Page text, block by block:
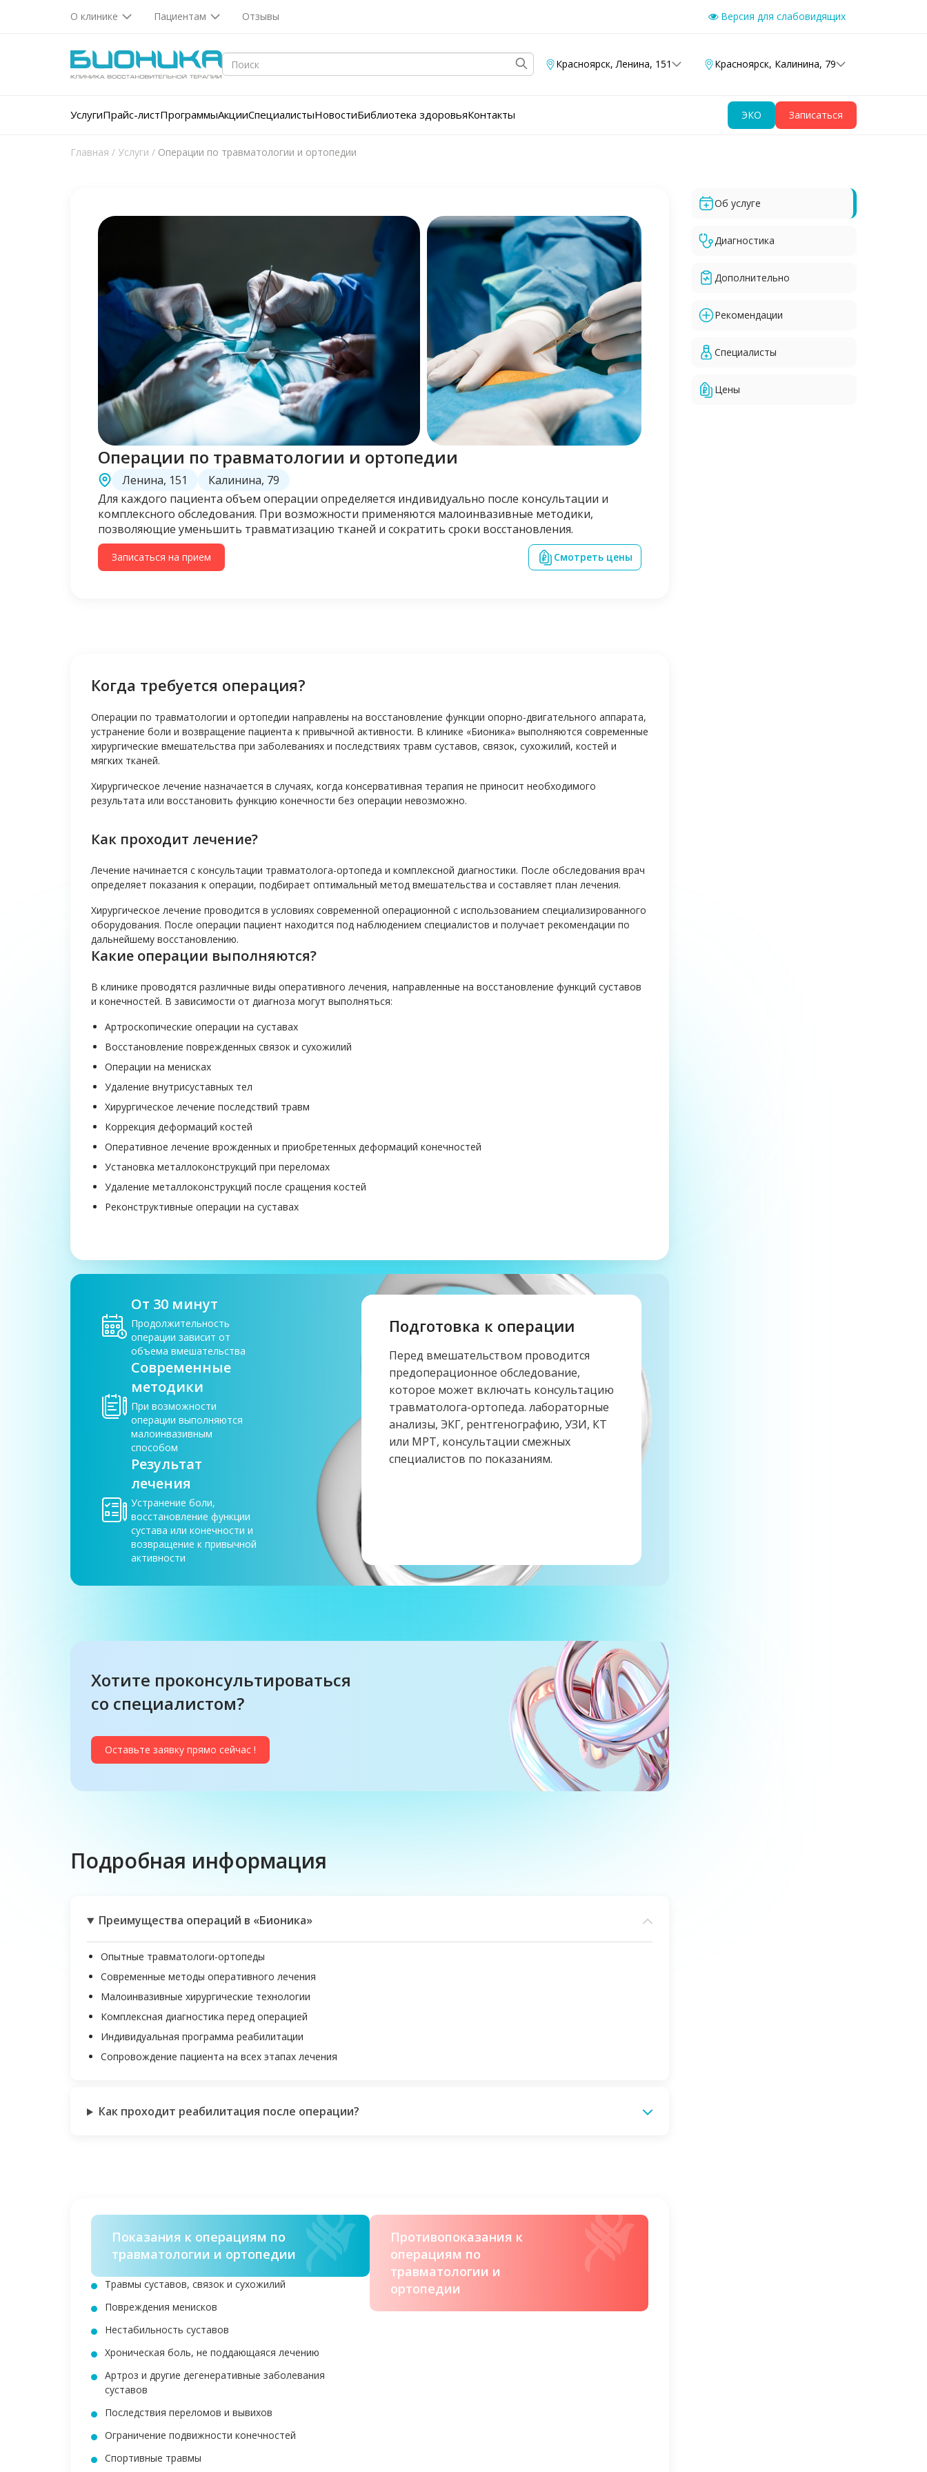
О клинике Пациентам Отзывы Версия для слабовидящих
Красноярск, Ленина, 151 Красноярск, Калинина, 79
УслугиПрайс-листПрограммыАкцииСпециалистыНовостиБиблиотека здоровьяКонтакты ЭКО Записаться
Главная / Услуги / Операции по травматологии и ортопедии
Операции по травматологии и ортопедии
Ленина, 151
Калинина, 79
Для каждого пациента объем операции определяется индивидуально после консультации и
комплексного обследования. При возможности применяются малоинвазивные методики,
позволяющие уменьшить травматизацию тканей и сократить сроки восстановления.
Записаться на прием Смотреть цены
Когда требуется операция?
Операции по травматологии и ортопедии направлены на восстановление функции опорно-двигательного аппарата,
устранение боли и возвращение пациента к привычной активности. В клинике «Бионика» выполняются современные
хирургические вмешательства при заболеваниях и последствиях травм суставов, связок, сухожилий, костей и
мягких тканей.
Хирургическое лечение назначается в случаях, когда консервативная терапия не приносит необходимого
результата или восстановить функцию конечности без операции невозможно.
Как проходит лечение?
Лечение начинается с консультации травматолога-ортопеда и комплексной диагностики. После обследования врач
определяет показания к операции, подбирает оптимальный метод вмешательства и составляет план лечения.
Хирургическое лечение проводится в условиях современной операционной с использованием специализированного
оборудования. После операции пациент находится под наблюдением специалистов и получает рекомендации по
дальнейшему восстановлению.
Какие операции выполняются?
В клинике проводятся различные виды оперативного лечения, направленные на восстановление функций суставов
и конечностей. В зависимости от диагноза могут выполняться:
Артроскопические операции на суставах
Восстановление поврежденных связок и сухожилий
Операции на менисках
Удаление внутрисуставных тел
Хирургическое лечение последствий травм
Коррекция деформаций костей
Оперативное лечение врожденных и приобретенных деформаций конечностей
Установка металлоконструкций при переломах
Удаление металлоконструкций после сращения костей
Реконструктивные операции на суставах
От 30 минут
Продолжительность
операции зависит от
объема вмешательства
Современные
методики
При возможности
операции выполняются
малоинвазивным
способом
Результат
лечения
Устранение боли,
восстановление функции
сустава или конечности и
возвращение к привычной
активности
Подготовка к операции
Перед вмешательством проводится
предоперационное обследование,
которое может включать консультацию
травматолога-ортопеда. лабораторные
анализы, ЭКГ, рентгенографию, УЗИ, КТ
или МРТ, консультации смежных
специалистов по показаниям.
Хотите проконсультироваться
со специалистом?
Оставьте заявку прямо сейчас !
Подробная информация
Преимущества операций в «Бионика»
Опытные травматологи-ортопеды
Современные методы оперативного лечения
Малоинвазивные хирургические технологии
Комплексная диагностика перед операцией
Индивидуальная программа реабилитации
Сопровождение пациента на всех этапах лечения
Как проходит реабилитация после операции?
Показания к операциям по
травматологии и ортопедии
Травмы суставов, связок и сухожилий
Повреждения менисков
Нестабильность суставов
Хроническая боль, не поддающаяся лечению
Артроз и другие дегенеративные заболевания
суставов
Последствия переломов и вывихов
Ограничение подвижности конечностей
Спортивные травмы
Противопоказания к
операциям по
травматологии и
ортопедии
Об услуге
Диагностика
Дополнительно
Рекомендации
Специалисты
Цены